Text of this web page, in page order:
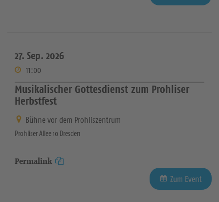
27. Sep. 2026
11:00
Musikalischer Gottesdienst zum Prohliser
Herbstfest
Bühne vor dem Prohliszentrum
Prohliser Allee 10 Dresden
Permalink
Zum Event